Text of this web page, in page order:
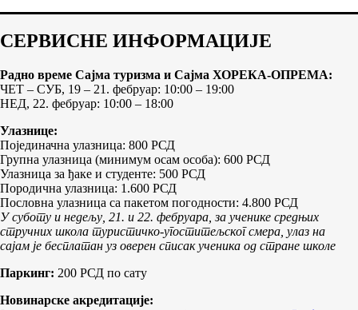
СЕРВИСНЕ ИНФОРМАЦИЈЕ
Радно време Сајма туризма и Сајма ХОРЕКА-ОПРЕМА:
ЧЕТ – СУБ, 19 – 21. фебруар: 10:00 – 19:00
НЕД, 22. фебруар: 10:00 – 18:00
Улазнице:
Појединачна улазница: 800 РСД
Групна улазница (минимум осам особа): 600 РСД
Улазница за ђаке и студенте: 500 РСД
Породична улазница: 1.600 РСД
Пословна улазница са пакетом погодности: 4.800 РСД
У суботу и недељу, 21. и 22. фебруара, за ученике средњих
стручних школа туристичко-угоститељског смера, улаз на
сајам је бесплатан уз оверен списак ученика од стране школе
Паркинг: 200 РСД по сату
Новинарске акредитације: